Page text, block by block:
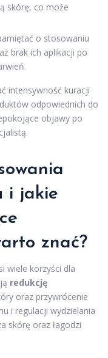
skórę, co może
o stosowaniu
brak ich aplikacji po
intensywność kuracji
odpowiednich do
objawy po
i jakie
znać?
wiele korzyści dla
redukcję
oraz przywrócenie
i regulacji wydzielania
skórę oraz łagodzi